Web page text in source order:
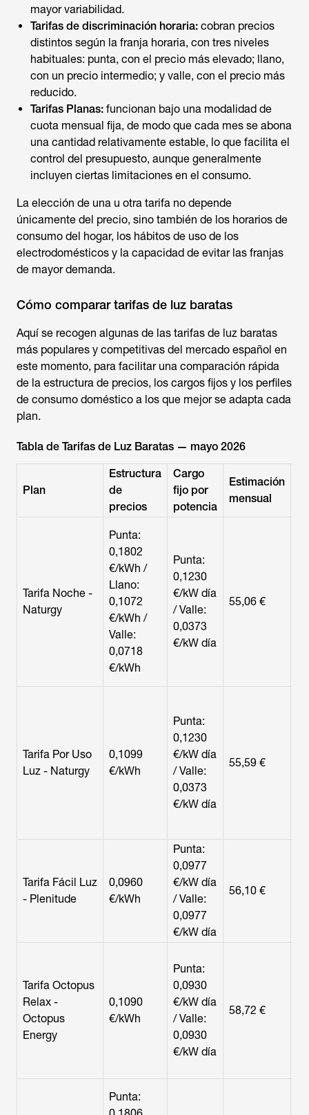
mayor variabilidad.
Tarifas de discriminación horaria: cobran precios
distintos según la franja horaria, con tres niveles
habituales: punta, con el precio más elevado; llano,
con un precio intermedio; y valle, con el precio más
reducido.
Tarifas Planas: funcionan bajo una modalidad de
cuota mensual fija, de modo que cada mes se abona
una cantidad relativamente estable, lo que facilita el
control del presupuesto, aunque generalmente
incluyen ciertas limitaciones en el consumo.
La elección de una u otra tarifa no depende
únicamente del precio, sino también de los horarios de
consumo del hogar, los hábitos de uso de los
electrodomésticos y la capacidad de evitar las franjas
de mayor demanda.
Cómo comparar tarifas de luz baratas
Aquí se recogen algunas de las tarifas de luz baratas
más populares y competitivas del mercado español en
este momento, para facilitar una comparación rápida
de la estructura de precios, los cargos fijos y los perfiles
de consumo doméstico a los que mejor se adapta cada
plan.
Tabla de Tarifas de Luz Baratas — mayo 2026
Plan
Estructura
de
precios
Cargo
fijo por
potencia
Estimación
mensual
Tarifa Noche -
Naturgy
Punta:
0,1802
€/kWh /
Llano:
0,1072
€/kWh /
Valle:
0,0718
€/kWh
Punta:
0,1230
€/kW día
/ Valle:
0,0373
€/kW día
55,06 €
Tarifa Por Uso
Luz - Naturgy
0,1099
€/kWh
Punta:
0,1230
€/kW día
/ Valle:
0,0373
€/kW día
55,59 €
Tarifa Fácil Luz
- Plenitude
0,0960
€/kWh
Punta:
0,0977
€/kW día
/ Valle:
0,0977
€/kW día
56,10 €
Tarifa Octopus
Relax -
Octopus
Energy
0,1090
€/kWh
Punta:
0,0930
€/kW día
/ Valle:
0,0930
€/kW día
58,72 €
Punta: